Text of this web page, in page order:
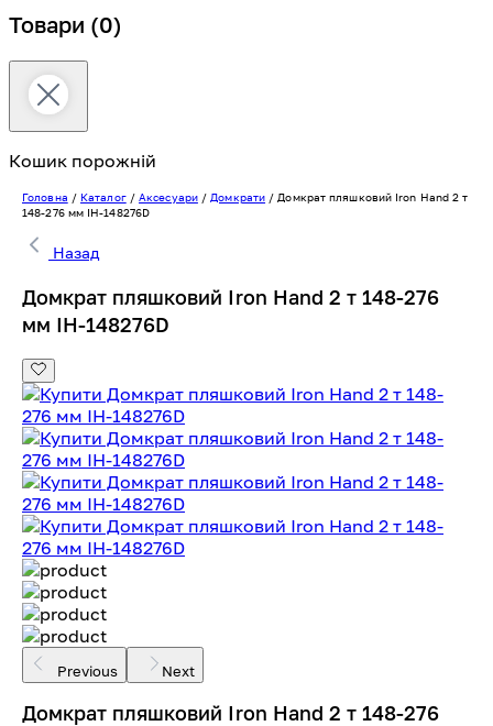
Товари (0)
Кошик порожній
Головна / Каталог/Аксесуари/ Домкрати / Домкрат пляшковий Iron Hand 2 т
148-276 мм IH-148276D
Назад
Домкрат пляшковий Iron Hand 2 т 148-276
мм IH-148276D
Previous Next
Домкрат пляшковий Iron Hand 2 т 148-276